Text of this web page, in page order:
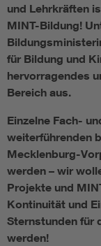
Energy efficiency
Energy storage
Functional safety
und Lehrkräften
MINT-Bildung!
für Bildung und
hervorragendes
Bereich aus.
Einzelne Fach-
weiterführenden
Mecklenburg-
werden – wir
Projekte und
Kontinuität und
Sternstunden für
werden!